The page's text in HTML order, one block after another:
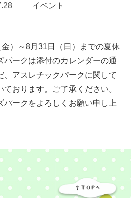
イベント
）～8月31日（日）までの夏休
パークは添付のカレンダーの通
、アスレチックパークに関して
おります。ご了承ください。
パークをよろしくお願い申し上